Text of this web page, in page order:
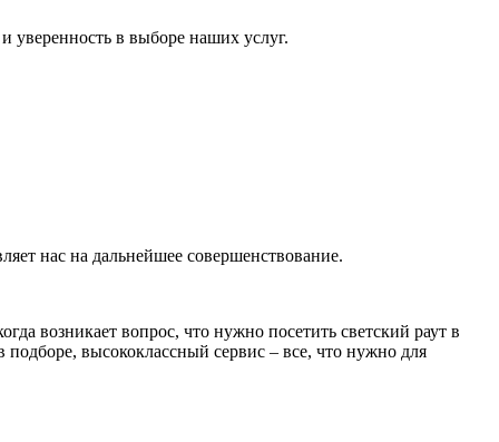
уверенность в выборе наших услуг.
нас на дальнейшее совершенствование.
возникает вопрос, что нужно посетить светский раут в
высококлассный сервис – все, что нужно для